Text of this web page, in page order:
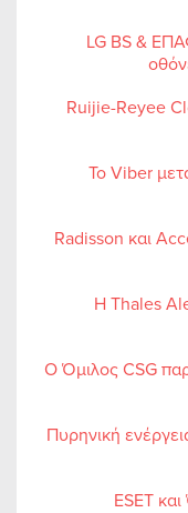
LG BS &
Ruijie-Reyee
Το Viber
Radisson και
Η Thales
Ο Όμιλος CSG
Πυρηνική
ESET